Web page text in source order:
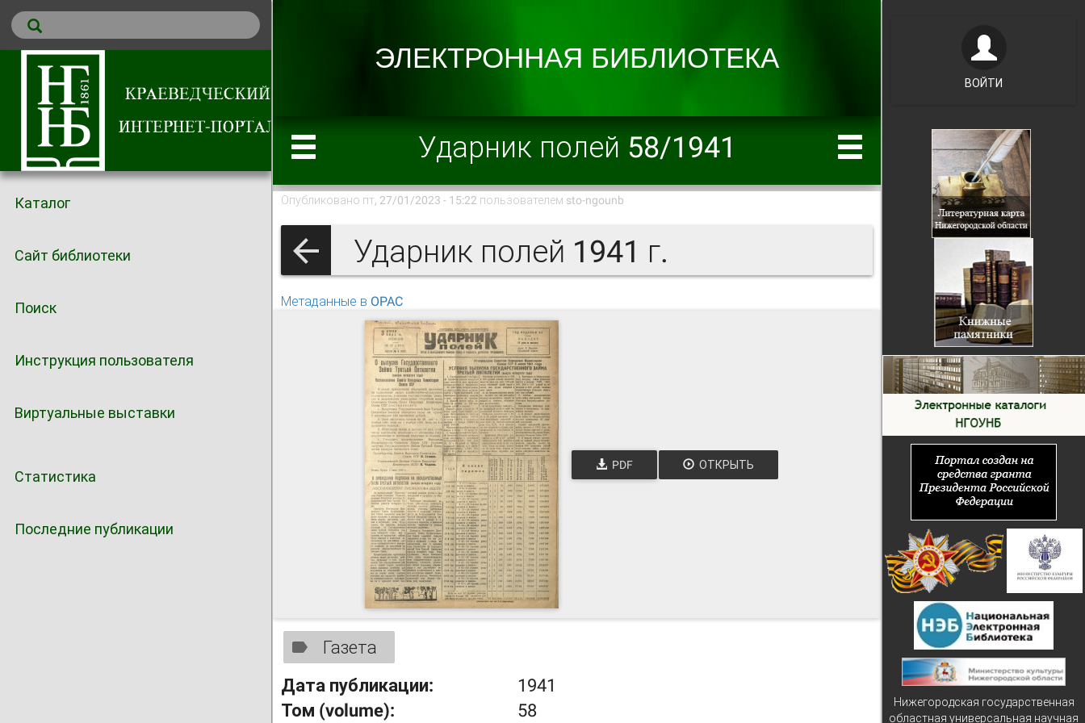
Каталог
Сайт библиотеки
Поиск
Инструкция пользователя
Виртуальные выставки
Статистика
Последние публикации
Ударник полей 58/1941
Опубликовано пт, 27/01/2023 - 15:22 пользователем sto-ngounb
Ударник полей 1941 г.
Метаданные в OPAC
PDF ОТКРЫТЬ
Газета
Дата публикации:
1941
Том (volume):
58
ВОЙТИ
Нижегородская государственная
областная универсальная научная